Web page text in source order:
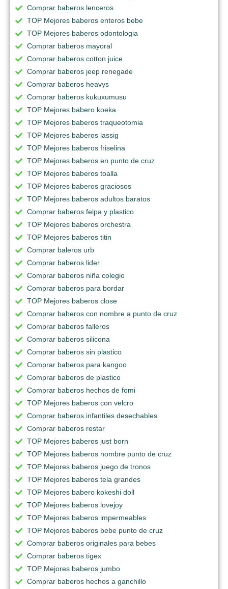
Comprar baberos lenceros
TOP Mejores baberos enteros bebe
TOP Mejores baberos odontologia
Comprar baberos mayoral
Comprar baberos cotton juice
Comprar baberos jeep renegade
Comprar baberos heavys
Comprar baberos kukuxumusu
TOP Mejores babero koeka
TOP Mejores baberos traqueotomia
TOP Mejores baberos lassig
TOP Mejores baberos friselina
TOP Mejores baberos en punto de cruz
TOP Mejores baberos toalla
TOP Mejores baberos graciosos
TOP Mejores baberos adultos baratos
Comprar baberos felpa y plastico
TOP Mejores baberos orchestra
TOP Mejores baberos titin
Comprar baleros urb
Comprar baberos lider
Comprar baberos niña colegio
Comprar baberos para bordar
TOP Mejores baberos close
Comprar baberos con nombre a punto de cruz
Comprar baberos falleros
Comprar baberos silicona
Comprar baberos sin plastico
Comprar baberos para kangoo
Comprar baberos de plastico
Comprar baberos hechos de fomi
TOP Mejores baberos con velcro
Comprar baberos infantiles desechables
Comprar baberos restar
TOP Mejores baberos just born
TOP Mejores baberos nombre punto de cruz
TOP Mejores baberos juego de tronos
TOP Mejores baberos tela grandes
TOP Mejores babero kokeshi doll
TOP Mejores baberos lovejoy
TOP Mejores baberos impermeables
TOP Mejores baberos bebe punto de cruz
Comprar baberos originales para bebes
Comprar baberos tigex
TOP Mejores baberos jumbo
Comprar baberos hechos a ganchillo